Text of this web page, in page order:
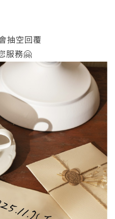
抽空回覆
服務🤗